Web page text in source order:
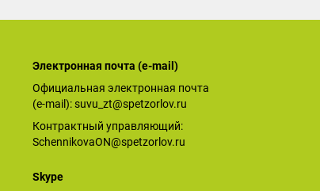
Электронная почта (е-mail)
Официальная электронная почта
(е-mail):suvu_zt@spetzorlov.ru
Контрактный управляющий:
SchennikovaON@spetzorlov.ru
Skype